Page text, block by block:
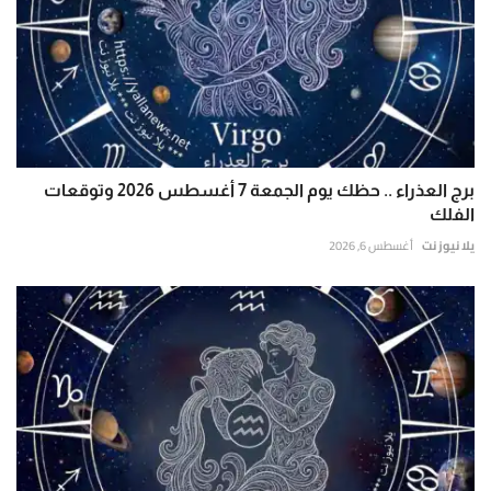
برج العذراء .. حظك يوم الجمعة 7 أغسطس 2026 وتوقعات
الفلك
يلا نيوز نت أغسطس 6, 2026